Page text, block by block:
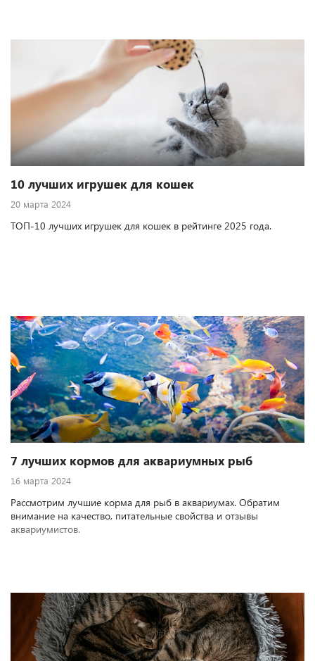
10 лучших игрушек для кошек
20 марта 2024
ТОП-10 лучших игрушек для кошек в рейтинге 2025 года.
7 лучших кормов для аквариумных рыб
16 марта 2024
Рассмотрим лучшие корма для рыб в аквариумах. Обратим
внимание на качество, питательные свойства и отзывы
аквариумистов.